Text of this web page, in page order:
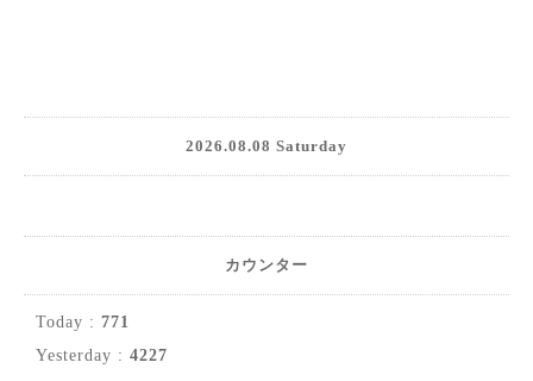
2026.08.08 Saturday
カウンター
Today : 771
Yesterday : 4227